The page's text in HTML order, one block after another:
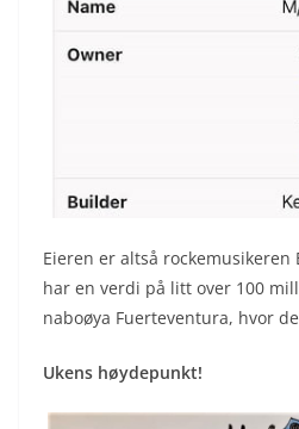
Eieren er altså rockemusikeren
har en verdi på litt over 100
naboøya Fuerteventura, hvor
Ukens høydepunkt!